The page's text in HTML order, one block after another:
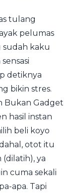
tulang
pelumas
kaku
detiknya
bikin stres.
Bukan Gadget
hasil instan
beli koyo
otot itu
(dilatih), ya
cuma sekali
apa. Tapi